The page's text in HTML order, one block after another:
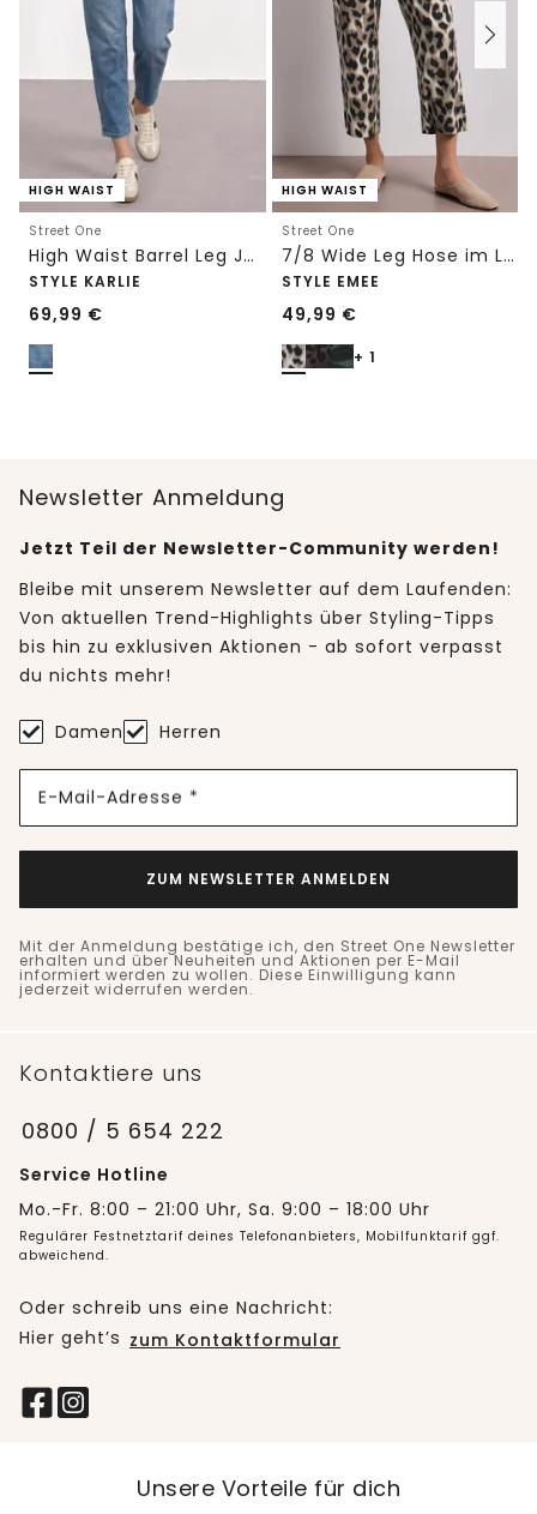
HIGH WAIST
Street One
High Waist Barrel Leg Jeans im Loose Fit
STYLE KARLIE
69,99 €
HIGH WAIST
Street One
7/8 Wide Leg Hose im Loose Fit mit Print
STYLE EMEE
49,99 €
+ 1
Newsletter Anmeldung
Jetzt Teil der Newsletter-Community werden!
Bleibe mit unserem Newsletter auf dem Laufenden:
Von aktuellen Trend-Highlights über Styling-Tipps
bis hin zu exklusiven Aktionen - ab sofort verpasst
du nichts mehr!
Damen Herren
E-Mail-Adresse *
ZUM NEWSLETTER ANMELDEN
Mit der Anmeldung bestätige ich, den Street One Newsletter
erhalten und über Neuheiten und Aktionen per E-Mail
informiert werden zu wollen. Diese Einwilligung kann
jederzeit widerrufen werden.
Kontaktiere uns
0800 / 5 654 222
Service Hotline
Mo.-Fr. 8:00 – 21:00 Uhr, Sa. 9:00 – 18:00 Uhr
Regulärer Festnetztarif deines Telefonanbieters, Mobilfunktarif ggf.
abweichend.
Oder schreib uns eine Nachricht:
Hier geht’s zum Kontaktformular
Unsere Vorteile für dich